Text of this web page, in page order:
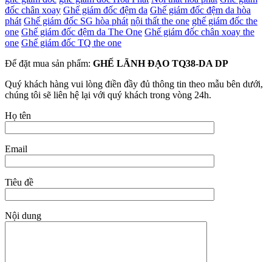
đốc chân xoay Ghế giám đốc đệm da Ghế giám đốc đệm da hòa
phát Ghế giám đốc SG hòa phát nội thất the one ghế giám đốc the
one Ghế giám đốc đệm da The One Ghế giám đốc chân xoay the
one Ghế giám đốc TQ the one
Để đặt mua sản phẩm: GHẾ LÃNH ĐẠO TQ38-DA DP
Quý khách hàng vui lòng điền đầy đủ thông tin theo mẫu bên dưới,
chúng tôi sẽ liên hệ lại với quý khách trong vòng 24h.
Họ tên
Email
Tiêu đề
Nội dung